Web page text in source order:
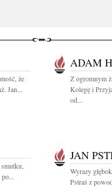
że
Jan...
ADAM
Z ogromnym
Kolegę i
od...
JAN
Wyrazy
Pstraś z